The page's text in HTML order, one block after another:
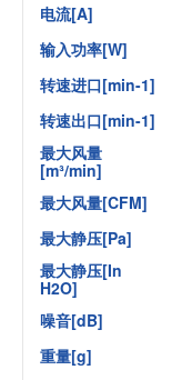
电流[A]
输入功率[W]
转速进口[min-1]
转速出口[min-1]
最大风量
[m³/min]
最大风量[CFM]
最大静压[Pa]
最大静压[In
H2O]
噪音[dB]
重量[g]